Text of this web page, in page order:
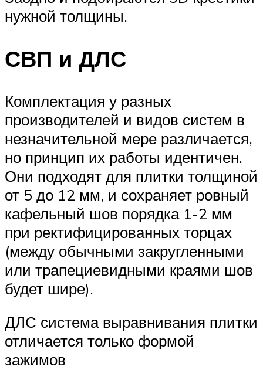
нужной толщины.
СВП и ДЛС
Комплектация у разных
производителей и видов систем в
незначительной мере различается,
но принцип их работы идентичен.
Они подходят для плитки толщиной
от 5 до 12 мм, и сохраняет ровный
кафельный шов порядка 1-2 мм
при ректифицированных торцах
(между обычными закругленными
или трапециевидными краями шов
будет шире).
ДЛС система выравнивания плитки
отличается только формой
зажимов